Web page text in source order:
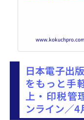
日本電子出
をもっと手
上・印税管
ンライン／4